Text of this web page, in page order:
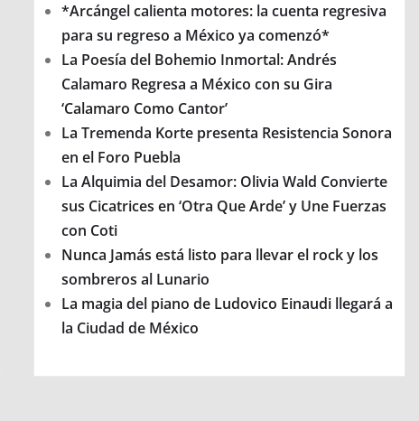
*Arcángel calienta motores: la cuenta regresiva
para su regreso a México ya comenzó*
La Poesía del Bohemio Inmortal: Andrés
Calamaro Regresa a México con su Gira
‘Calamaro Como Cantor’
La Tremenda Korte presenta Resistencia Sonora
en el Foro Puebla
La Alquimia del Desamor: Olivia Wald Convierte
sus Cicatrices en ‘Otra Que Arde’ y Une Fuerzas
con Coti
Nunca Jamás está listo para llevar el rock y los
sombreros al Lunario
La magia del piano de Ludovico Einaudi llegará a
la Ciudad de México